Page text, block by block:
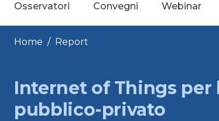
Osservatori Convegni Webinar
Home / Report
Internet of Things per
pubblico-privato